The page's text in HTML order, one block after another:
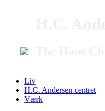
Liv
H.C. Andersen centret
Værk